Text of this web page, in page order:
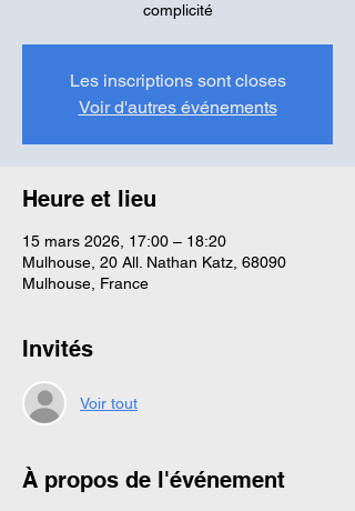
complicité
Les inscriptions sont closes
Voir d'autres événements
Heure et lieu
15 mars 2026, 17:00 – 18:20
Mulhouse, 20 All. Nathan Katz, 68090
Mulhouse, France
Invités
Voir tout
À propos de l'événement